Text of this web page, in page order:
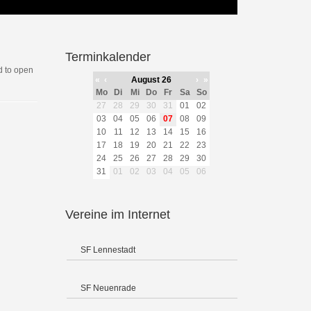
to open
Terminkalender
« ‹ August 26 ›
»
Mo
Di Mi Do Fr Sa
So
27
28 29 30 31 01
02
03
04 05 06 07 08
09
10
11 12 13 14 15
16
17
18 19 20 21 22
23
24
25 26 27 28 29
30
31
01 02 03 04 05 06
Vereine im Internet
SF Lennestadt
SF Neuenrade